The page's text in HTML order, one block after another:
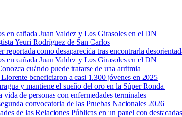
en cañada Juan Valdez y Los Girasoles en el DN
Yeuri Rodríguez de San Carlos
como desaparecida tras encontrarla
en cañada Juan Valdez y Los Girasoles en el DN
cuándo puede tratarse de una arritmia
beneficiaron a casi 1.300 jóvenes en 2025
y mantiene el sueño del oro en la Súper Ronda
de personas con enfermedades terminales
convocatoria de las Pruebas Nacionales 2026
de las Relaciones Públicas en un panel con